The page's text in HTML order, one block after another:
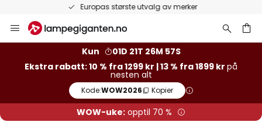
Europas største utvalg av merker
Hopp
til
Kun
01D 21T 26M 57S
Ekstra rabatt: 10 % fra 1299 kr | 13 % fra 1899 kr på
nesten alt
Kode:WOW2026 Kopier
WOW-uke: opptil 70 %